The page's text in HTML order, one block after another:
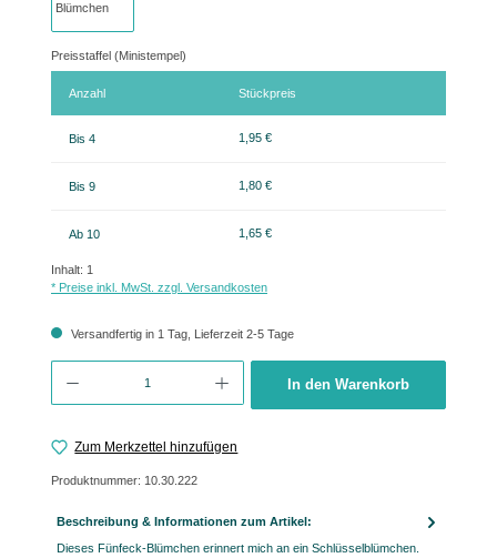
Preisstaffel (Ministempel)
Anzahl Stückpreis
Bis 4 1,95 €
Bis 9 1,80 €
Ab 10 1,65 €
Inhalt: 1
* Preise inkl. MwSt. zzgl. Versandkosten
Versandfertig in 1 Tag, Lieferzeit 2-5 Tage
In den Warenkorb
Zum Merkzettel hinzufügen
Produktnummer: 10.30.222
Beschreibung & Informationen zum Artikel:
Dieses Fünfeck-Blümchen erinnert mich an ein Schlüsselblümchen.